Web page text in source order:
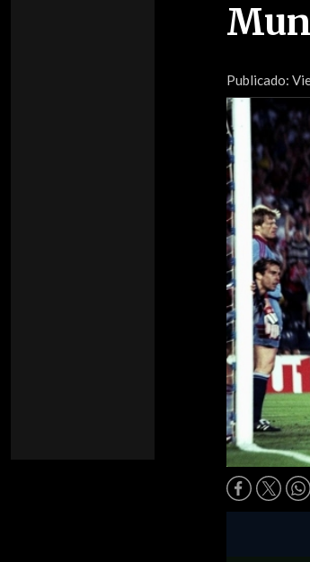
Publicado: